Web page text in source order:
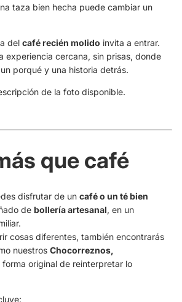
taza bien hecha puede cambiar un
del café recién molido invita a entrar.
experiencia cercana, sin prisas, donde
porqué y una historia detrás.
que café
disfrutar de un café o un té bien
de bollería artesanal, en un
cosas diferentes, también encontrarás
nuestros Chocorreznos,
forma original de reinterpretar lo